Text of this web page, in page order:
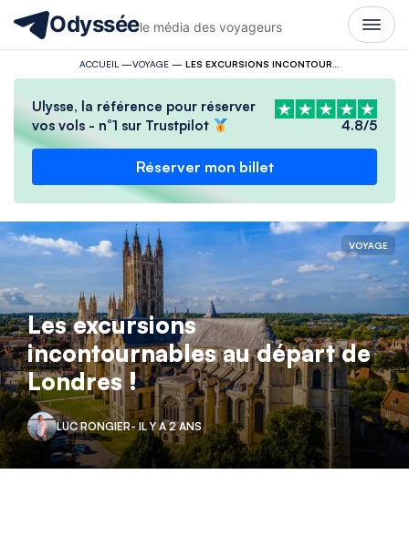
Odysséele média des voyageurs
ACCUEIL —VOYAGE—
Ulysse, la référence pour réserver
vos vols - n°1 sur Trustpilot
4.8/5
Réserver mon billet
VOYAGE
Les excursions
incontournables au départ de
Londres !
LUC RONGIER- IL Y A 2 ANS